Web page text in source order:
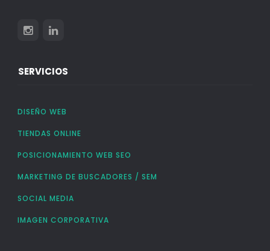
SERVICIOS
DISEÑO WEB
TIENDAS ONLINE
POSICIONAMIENTO WEB SEO
MARKETING DE BUSCADORES / SEM
SOCIAL MEDIA
IMAGEN CORPORATIVA